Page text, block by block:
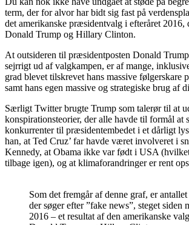
term, der for alvor har bidt sig fast på
det amerikanske præsidentvalg i efteråret 2016,
Donald Trump og Hillary Clinton.
At outsideren til præsidentposten Donald
sejrrigt ud af valgkampen, er af mange,
grad blevet tilskrevet hans massive følgerskare
samt hans egen massive og strategiske brug af
Særligt Twitter brugte Trump som talerør til at
konspirationsteorier, der alle havde til formål at
konkurrenter til præsidentembedet i et dårligt
han, at Ted Cruz’ far havde været involveret i
Kennedy, at Obama ikke var født i USA
tilbage igen), og at klimaforandringer er rent
Som det fremgår af denne graf, er antallet
der søger efter ”fake news”, steget siden
2016 – et resultat af den amerikanske